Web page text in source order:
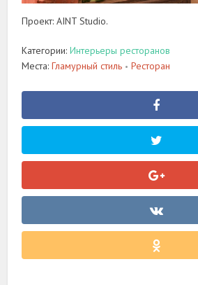
Проект: AINT Studio.
Категории:Интерьеры ресторанов
Места:Гламурный стиль • Ресторан